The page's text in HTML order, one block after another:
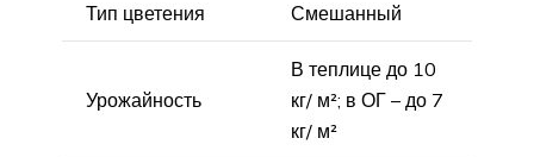
Тип цветения Смешанный
Урожайность
В теплице до 10
кг/ м²; в ОГ – до 7
кг/ м²